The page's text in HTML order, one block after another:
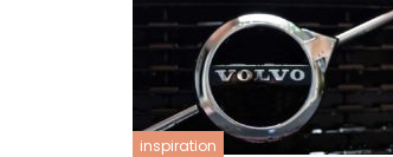
inspiration